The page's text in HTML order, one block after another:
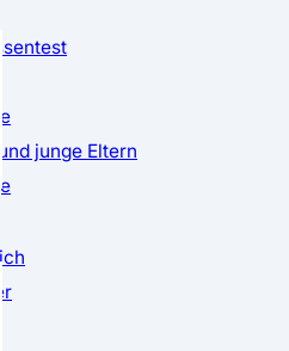
junge Eltern